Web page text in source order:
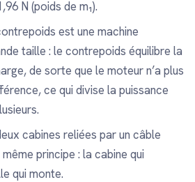
N (poids de m₁).
est une machine
taille : le contrepoids équilibre la
de sorte que le moteur n’a plus
ce qui divise la puissance
cabines reliées par un câble
principe : la cabine qui
qui monte.